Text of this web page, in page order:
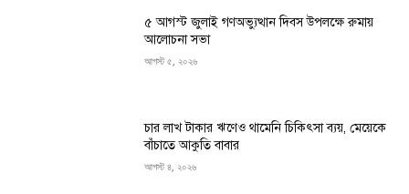
৫ আগস্ট জুলাই গণঅভ্যুত্থান দিবস উপলক্ষে রুমায়
আলোচনা সভা
আগস্ট ৫, ২০২৬
চার লাখ টাকার ঋণেও থামেনি চিকিৎসা ব্যয়, মেয়েকে
বাঁচাতে আকুতি বাবার
আগস্ট ৪, ২০২৬